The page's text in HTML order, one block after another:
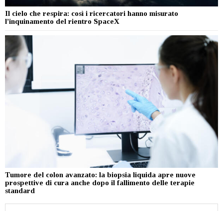
Il cielo che respira: così i ricercatori hanno misurato
l’inquinamento del rientro SpaceX
Tumore del colon avanzato: la biopsia liquida apre nuove
prospettive di cura anche dopo il fallimento delle terapie
standard